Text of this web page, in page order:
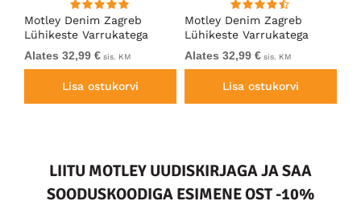
Motley Denim Zagreb
Lühikeste Varrukatega
Särk Must
Alates 32,99 € sis. KM
Lisa ostukorvi
Motley Denim Zagreb
Lühikeste Varrukatega
Särk Tumehall
Alates 32,99 € sis. KM
Lisa ostukorvi
LIITU MOTLEY UUDISKIRJAGA JA SAA
SOODUSKOODIGA ESIMENE OST -10%